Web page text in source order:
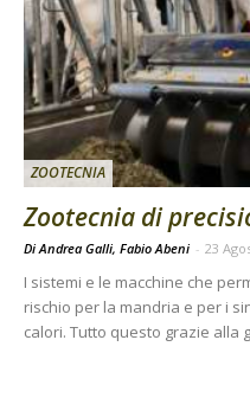
ZOOTECNIA
Zootecnia di
Di Andrea Galli, Fabio Abeni - 23
I sistemi e le macchine che
rischio per la mandria e per i
calori. Tutto questo grazie alla